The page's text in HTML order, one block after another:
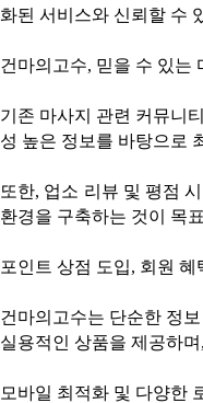
화된 서비스와 신뢰할 수
건마의고수, 믿을 수 있는
기존 마사지 관련 커뮤니
성 높은 정보를 바탕으로
또한, 업소 리뷰 및 평점
환경을 구축하는 것이 목
포인트 상점 도입, 회원 혜
건마의고수는 단순한 정
실용적인 상품을 제공하
모바일 최적화 및 다양한